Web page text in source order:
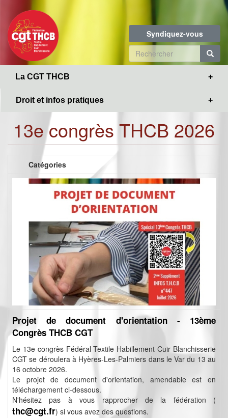
contenu
principal
Syndiquez-vous
Formulaire
de
La CGT THCB
Droit et infos pratiques
13e congrès THCB 2026
Catégories
Projet de document d'orientation - 13ème
Congrès THCB CGT
Le 13e congrès Fédéral Textile Habillement Cuir Blanchisserie
CGT se déroulera à Hyères-Les-Palmiers dans le Var du 13 au
16 octobre 2026.
Le projet de document d'orientation, amendable est en
téléchargement ci-dessous.
N'hésitez pas à vous rapprocher de la fédération (
thc@cgt.fr) si vous avez des questions.